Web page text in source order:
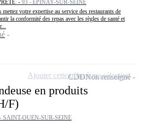
- 93 - ÉPINAY-SUR-SEINE
votre expertise au service des restaurants de
la conformité des repas avec les règles de santé et
en produits
F)
SAINT-OUEN-SUR-SEINE
CDDNon renseigné
Ajouter cette offre à ma sélection